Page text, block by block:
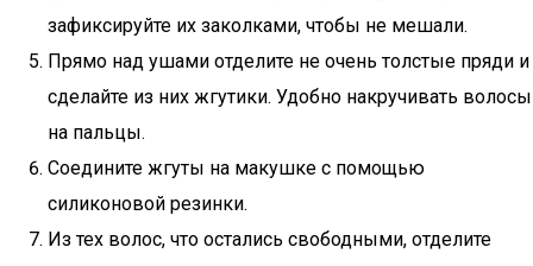
зафиксируйте их заколками, чтобы не мешали.
Прямо над ушами отделите не очень толстые пряди и
сделайте из них жгутики. Удобно накручивать волосы
на пальцы.
Соедините жгуты на макушке с помощью
силиконовой резинки.
Из тех волос, что остались свободными, отделите